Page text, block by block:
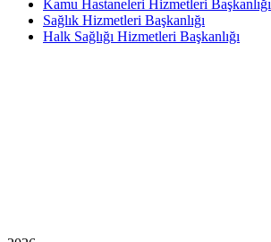
Kamu Hastaneleri Hizmetleri Başkanlığı
Sağlık Hizmetleri Başkanlığı
Halk Sağlığı Hizmetleri Başkanlığı